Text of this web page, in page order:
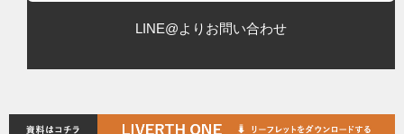
LINE@よりお問い合わせ